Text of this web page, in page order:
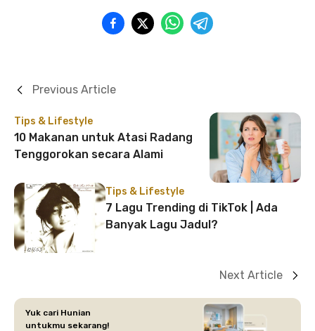
Tips & Lifestyle
10 Makanan untuk Atasi Radang
Tenggorokan secara Alami
Previous Article
Tips & Lifestyle
7 Lagu Trending di TikTok | Ada
Banyak Lagu Jadul?
Next Article
Yuk cari Hunian
untukmu sekarang!